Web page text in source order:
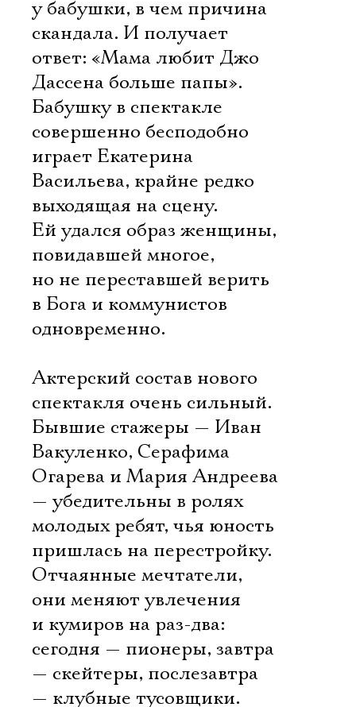
у бабушки, в чем причина
скандала. И получает
ответ: «Мама любит Джо
Дассена больше папы».
Бабушку в спектакле
совершенно бесподобно
играет Екатерина
Васильева, крайне редко
выходящая на сцену.
Ей удался образ женщины,
повидавшей многое,
но не переставшей верить
в Бога и коммунистов
одновременно.
Актерский состав нового
спектакля очень сильный.
Бывшие стажеры — Иван
Вакуленко, Серафима
Огарева и Мария Андреева
— убедительны в ролях
молодых ребят, чья юность
пришлась на перестройку.
Отчаянные мечтатели,
они меняют увлечения
и кумиров на раз-два:
сегодня — пионеры, завтра
— скейтеры, послезавтра
— клубные тусовщики.